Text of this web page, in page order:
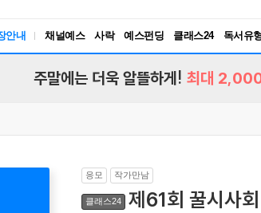
안내 채널예스 사락 예스펀딩 클래스24
독서유
RBTI
주말에는 더욱 알뜰하게! 최대 2,000
응모 작가만남
클래스24 제61회 꿀시사